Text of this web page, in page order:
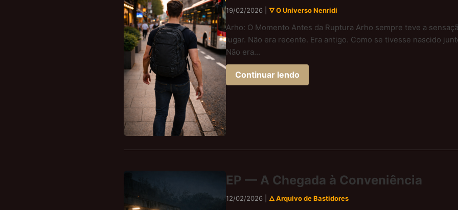
19/02/2026 | 🜄 O Universo Nenridi
Arho: O Momento Antes da Ruptura Arho sempre teve a
lugar. Não era recente. Era antigo. Como se tivesse nascido
Não era...
Continuar lendo
EP — A Chegada à Conveniência
12/02/2026 | 🜂 Arquivo de Bastidores